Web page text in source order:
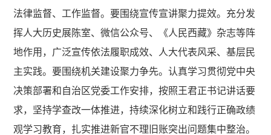
法律监督、工作监督。要围绕宣传宣讲聚力提效。充分发
挥人大历史展陈室、微信公众号、《人民西藏》杂志等阵
地作用，广泛宣传依法履职成效、人大代表风采、基层民
主实践。要围绕机关建设聚力争先。认真学习贯彻党中央
决策部署和自治区党委工作安排，按照王君正书记讲话要
求，坚持学查改一体推进，持续深化树立和践行正确政绩
观学习教育，扎实推进新官不理旧账突出问题集中整治。